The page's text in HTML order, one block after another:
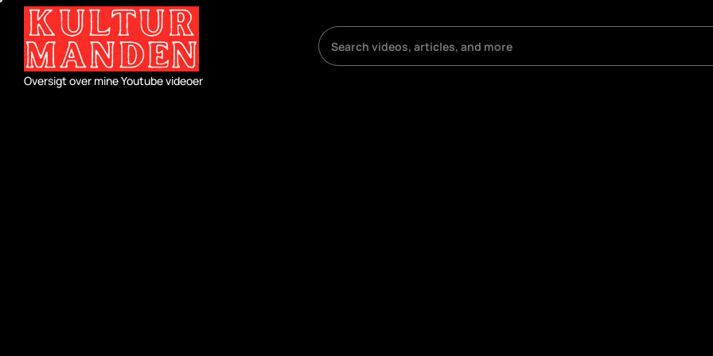
Skip
content
Oversigt over mine Youtube videoer